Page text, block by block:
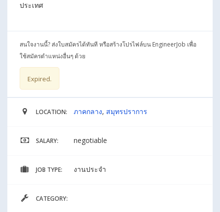
ประเทศ
สนใจงานนี้? ส่งใบสมัครได้ทันที หรือสร้างโปรไฟล์บน EngineerJob เพื่อ
ใช้สมัครตำแหน่งอื่นๆ ด้วย
Expired.
LOCATION: ภาคกลาง, สมุทรปราการ
SALARY: negotiable
JOB TYPE: งานประจำ
CATEGORY: